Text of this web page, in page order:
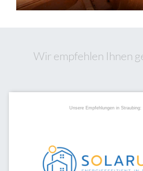
Wir empfehlen Ihnen
Unsere Empfehlungen in Straubing: